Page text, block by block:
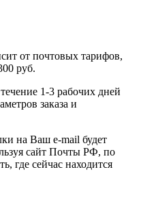
от почтовых тарифов,
руб.
1-3 рабочих дней
заказа и
на Ваш e-mail будет
сайт Почты РФ, по
где сейчас находится